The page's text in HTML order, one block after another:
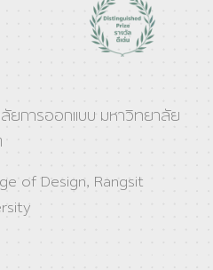
ยการออกแบบ มหาวิทยาลัย
of Design, Rangsit